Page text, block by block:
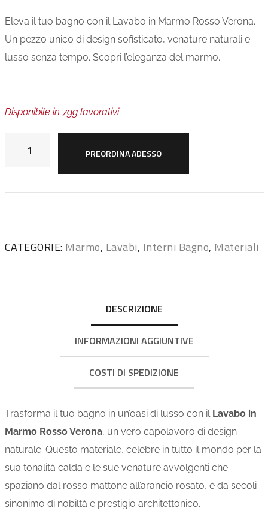
Eleva il tuo bagno con il Lavabo in Marmo Rosso Verona.
Un pezzo unico di design sofisticato, venature naturali e
lusso senza tempo. Scopri l’eleganza del marmo.
Disponibile in 7gg lavorativi
PREORDINA ADESSO
CATEGORIE: Marmo, Lavabi, Interni Bagno, Materiali
DESCRIZIONE
INFORMAZIONI AGGIUNTIVE
COSTI DI SPEDIZIONE
Trasforma il tuo bagno in un’oasi di lusso con il Lavabo in
Marmo Rosso Verona, un vero capolavoro di design
naturale. Questo materiale, celebre in tutto il mondo per la
sua tonalità calda e le sue venature avvolgenti che
spaziano dal rosso mattone all’arancio rosato, è da secoli
sinonimo di nobiltà e prestigio architettonico.